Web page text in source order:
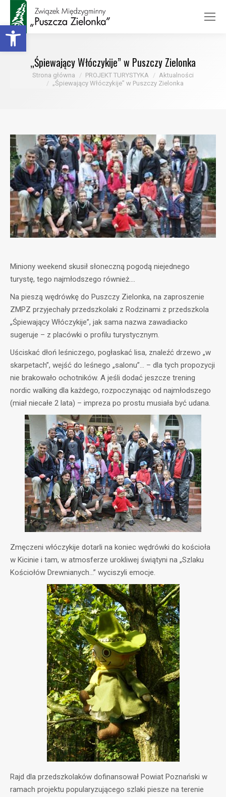
Otwórz pasek narzędzi
„Śpiewający Włóczykije” w Puszczy Zielonka
Jesteś tutaj:Strona główna PROJEKT TURYSTYKA
Aktualności
„Śpiewający Włóczykije” w Puszczy Zielonka
Miniony weekend skusił słoneczną pogodą niejednego
turystę, tego najmłodszego również….
Na pieszą wędrówkę do Puszczy Zielonka, na zaproszenie
ZMPZ przyjechały przedszkolaki z Rodzinami z przedszkola
„Śpiewający Włóczykije”, jak sama nazwa zawadiacko
sugeruje – z placówki o profilu turystycznym.
Uściskać dłoń leśniczego, pogłaskać lisa, znaleźć drzewo „w
skarpetach”, wejść do leśnego „salonu”… – dla tych propozycji
nie brakowało ochotników. A jeśli dodać jeszcze trening
nordic walking dla każdego, rozpoczynając od najmłodszego
(miał niecałe 2 lata) – impreza po prostu musiała być udana.
Zmęczeni włóczykije dotarli na koniec wędrówki do kościoła
w Kicinie i tam, w atmosferze urokliwej świątyni na „Szlaku
Kościołów Drewnianych…” wyciszyli emocje.
Rajd dla przedszkolaków dofinansował Powiat Poznański w
ramach projektu popularyzującego szlaki piesze na terenie